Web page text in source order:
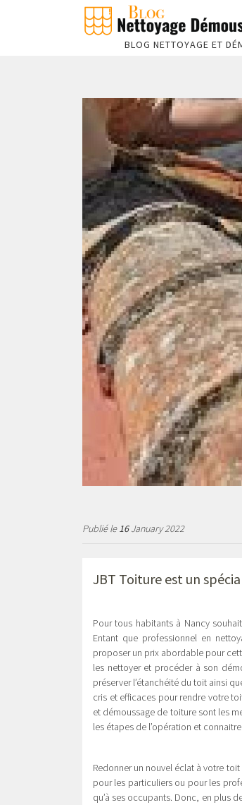
BLOG NETTOYAGE ET
Publié le16January 2022
JBT Toiture est un
Pour tous habitants à Nancy
Entant que professionnel en
proposer un prix abordable pour
les nettoyer et procéder à son
préserver l’étanchéité du toit ainsi
cris et efficaces pour rendre votre
et démoussage de toiture sont les
les étapes de l’opération et
Redonner un nouvel éclat à votre
pour les particuliers ou pour les
qu’à ses occupants. Donc, en plus